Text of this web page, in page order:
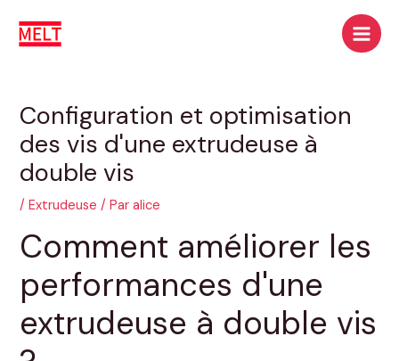
contenu
Configuration et optimisation
des vis d'une extrudeuse à
double vis
/Extrudeuse / Paralice
Comment améliorer les
performances d'une
extrudeuse à double vis
des
articles